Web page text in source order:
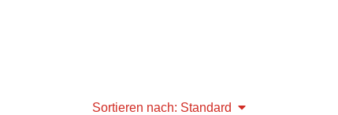
Sortieren nach: Standard